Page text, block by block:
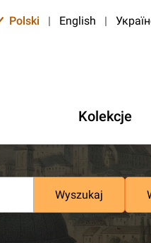
Polski | English |
Kolekcje
Wyszukaj